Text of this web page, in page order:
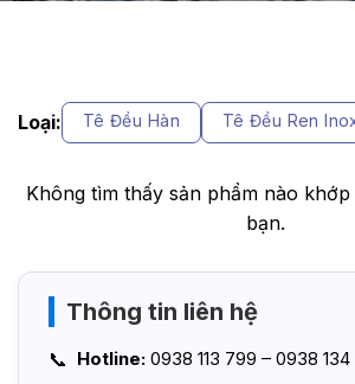
Loại: Tê Đều Hàn Tê Đều Ren
Không tìm thấy sản phẩm nào
bạn.
Thông tin liên hệ
Hotline: 0938 113 799 – 0938